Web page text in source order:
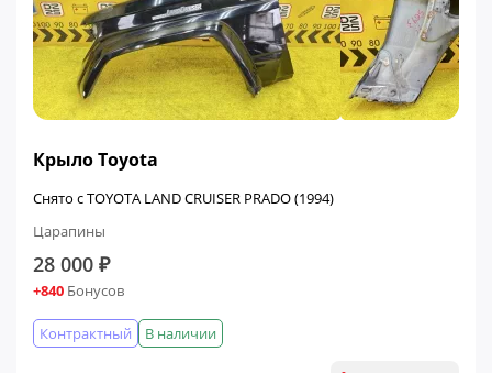
Крыло Toyota
Снято с TOYOTA LAND CRUISER PRADO (1994)
Царапины
28 000 ₽
+840 Бонусов
В наличии
Контрактный